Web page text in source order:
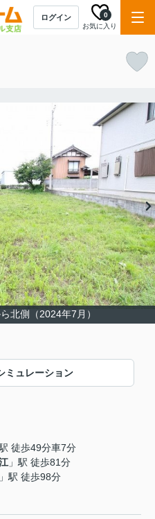
ログイン
お気に入り
0
北側（2024年7月）
ミュレーション
徒歩49分車7分
」駅 徒歩81分
」駅 徒歩98分